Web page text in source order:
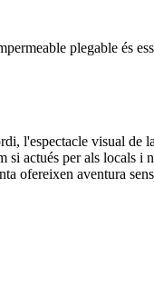
plegable és
l'espectacle visual de
actués per als locals i
ofereixen aventura